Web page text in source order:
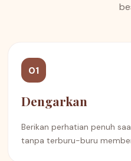
01
Dengarkan
Berikan perhatian penuh
tanpa terburu-buru